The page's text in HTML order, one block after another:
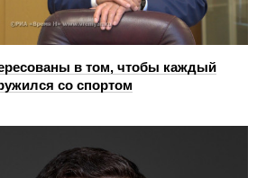
в том, чтобы каждый
со спортом